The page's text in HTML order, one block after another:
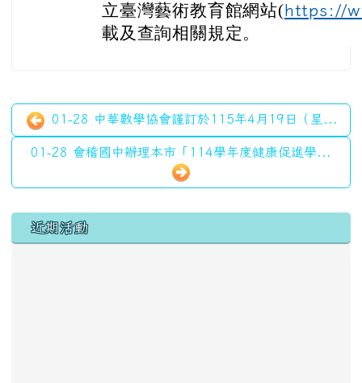
立臺灣藝術教育館網站(https://
載及查詢相關規定。
01-28 中華數學協會謹訂於115年4月19日（星...
01-28 會稽國中辦理本市「114學年度健康促進學...
左邊區域內容
近期活動